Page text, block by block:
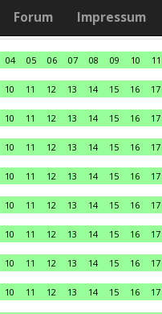
Forum Impressum
04 05 06 07 08 09 10 11
10 11 12 13 14 15 16 17
10 11 12 13 14 15 16 17
10 11 12 13 14 15 16 17
10 11 12 13 14 15 16 17
10 11 12 13 14 15 16 17
10 11 12 13 14 15 16 17
10 11 12 13 14 15 16 17
10 11 12 13 14 15 16 17